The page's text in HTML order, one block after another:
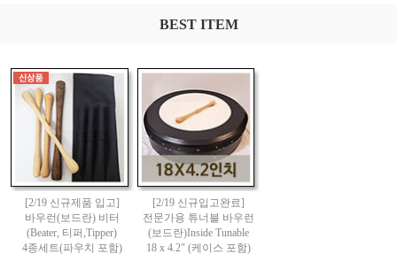
BEST ITEM
[2/19 신규제품 입고]
바우런(보드란) 비터
(Beater, 티퍼,Tipper)
4종세트(파우치 포함)
[2/19 신규입고완료]
전문가용 튜너블 바우런
(보드란)Inside Tunable
18 x 4.2" (케이스 포함)